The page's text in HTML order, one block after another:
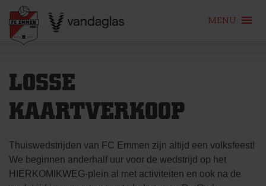
content
MENU
LOSSE
KAARTVERKOOP
Thuiswedstrijden van FC Emmen zijn altijd een volksfeest!
We beginnen anderhalf uur voor de wedstrijd op het
HIERKOMIKWEG-plein al met activiteiten en ook na de